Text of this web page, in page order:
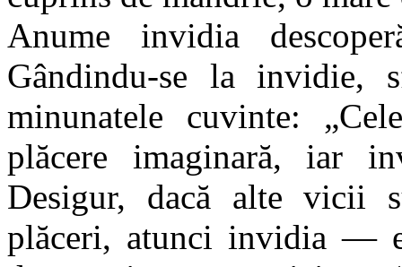
Anume invidia
Gândindu-se la invidie,
minunatele cuvinte:
plăcere imaginară, iar
Desigur, dacă alte vicii
plăceri, atunci invidia —